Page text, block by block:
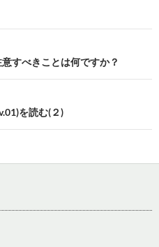
すべきことは何ですか？
を読む(２)